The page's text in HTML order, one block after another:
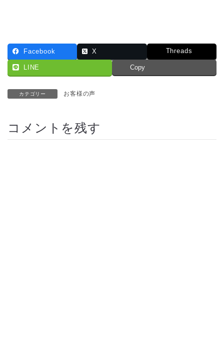
Facebook X Threads
LINE Copy
カテゴリー お客様の声
コメントを残す